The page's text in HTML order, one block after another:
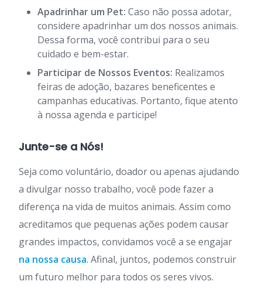
Apadrinhar um Pet: Caso não possa adotar,
considere apadrinhar um dos nossos animais.
Dessa forma, você contribui para o seu
cuidado e bem-estar.
Participar de Nossos Eventos: Realizamos
feiras de adoção, bazares beneficentes e
campanhas educativas. Portanto, fique atento
à nossa agenda e participe!
Junte-se a Nós!
Seja como voluntário, doador ou apenas ajudando
a divulgar nosso trabalho, você pode fazer a
diferença na vida de muitos animais. Assim como
acreditamos que pequenas ações podem causar
grandes impactos, convidamos você a se engajar
na nossa causa. Afinal, juntos, podemos construir
um futuro melhor para todos os seres vivos.